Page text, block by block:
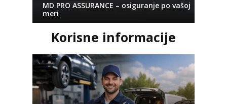
MD PRO ASSURANCE – osiguranje po vašoj
meri
Korisne informacije